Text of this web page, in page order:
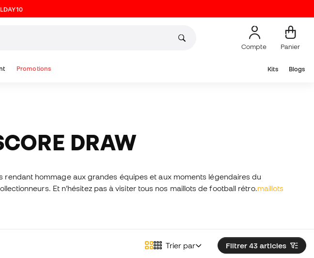
Compte Panier
Promotions Kits Blogs
DRAW
hommage aux grandes équipes et aux moments légendaires du
Et n’hésitez pas à visiter tous nos maillots de football rétro.maillots
Filtrer 43 articles
Trier par